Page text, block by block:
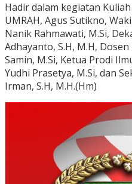
Hadir dalam kegiatan
UMRAH, Agus Sutikno,
Nanik Rahmawati, M.Si,
Adhayanto, S.H, M.H, Dosen
Samin, M.Si, Ketua Prodi
Yudhi Prasetya, M.Si, dan
Irman, S.H, M.H.(Hm)